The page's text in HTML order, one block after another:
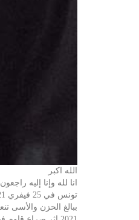
الله اكبر
انا لله وإنا إليه راجعون
تونس في 25 فيفري 2021